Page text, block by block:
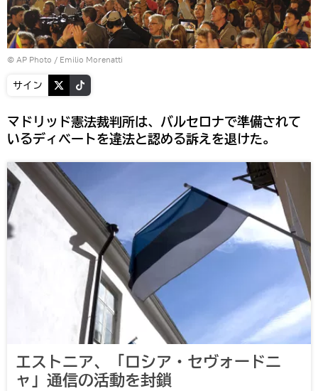
© AP Photo / Emilio Morenatti
サイン
マドリッド憲法裁判所は、バルセロナで準備されて
いるディベートを違法と認める訴えを退けた。
エストニア、「ロシア・セヴォードニ
ャ」通信の活動を封鎖